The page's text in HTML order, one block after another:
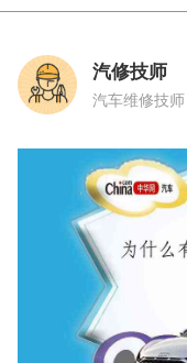
汽修技师
汽车维修技师